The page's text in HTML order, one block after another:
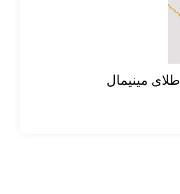
طلای مینیمال